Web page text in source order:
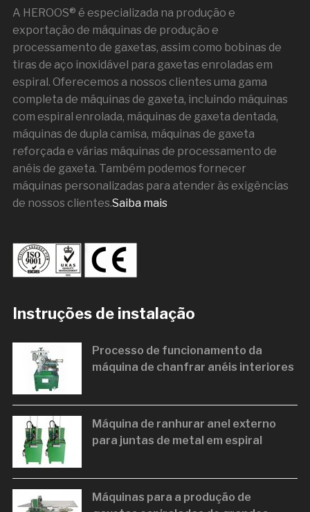
A HEROOS® é especializada na produção e
exportação de máquinas de produção e
processamento de gaxetas, assim como bobinas de
tiras de aço inoxidável para gaxetas enroladas em
espiral. Oferecemos a nossos clientes uma gama
completa de máquinas de gaxeta, incluindo máquinas
com espiral enrolada, máquinas de gaxeta dentada,
máquinas de dupla camisa, máquinas de gaxeta
reforçada e várias máquinas de processamento de
anéis de gaxeta. Também podemos fornecer
máquinas personalizadas para atender às exigências
de nossos clientes.Saiba mais
Instruções de instalação
Processo de funcionamento da
máquina de chanfrar anéis interiores
Máquina de ranhurar anel externo
para juntas de metal em espiral
Máquinas para a produção de